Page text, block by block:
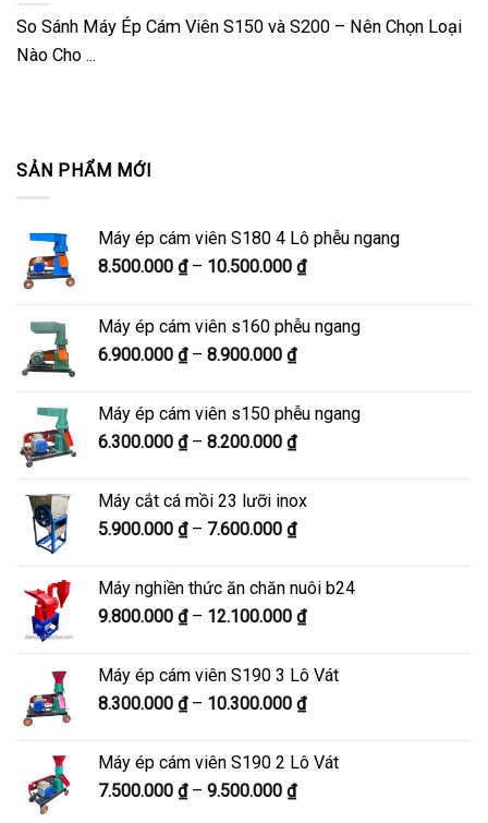
SẢN PHẨM MỚI
Máy ép cám viên S180 4 Lô phễu ngang
8.500.000 ₫ – 10.500.000 ₫Khoảng
8.500.000 ₫
Máy ép cám viên s160 phễu ngang
6.900.000 ₫ – 8.900.000 ₫Khoảng
từ
6.900.000 ₫
đến
Máy ép cám viên s150 phễu ngang
6.300.000 ₫ – 8.200.000 ₫Khoảng
6.300.000 ₫
đến
Máy cắt cá mồi 23 lưỡi inox
5.900.000 ₫ – 7.600.000 ₫Khoảng
5.900.000 ₫
đến
Máy nghiền thức ăn chăn nuôi b24
9.800.000 ₫ – 12.100.000 ₫Khoảng
9.800.000 ₫
đến
Máy ép cám viên S190 3 Lô Vát
8.300.000 ₫ – 10.300.000 ₫Khoảng
8.300.000 ₫
Máy ép cám viên S190 2 Lô Vát
7.500.000 ₫ – 9.500.000 ₫Khoảng
So Sánh Máy Ép Cám Viên S150 và S200 – Nên Chọn Loại
Nào Cho ...